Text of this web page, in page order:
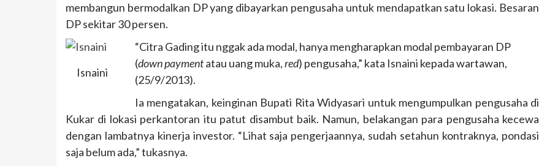
membangun bermodalkan DP yang dibayarkan pengusaha untuk mendapatkan satu lokasi. Besaran
DP sekitar 30 persen.
Isnaini
“Citra Gading itu nggak ada modal, hanya mengharapkan modal pembayaran DP
(down paymentatau uang muka,red) pengusaha,” kata Isnaini kepada wartawan,
(25/9/2013).
Ia mengatakan, keinginan Bupati Rita Widyasari untuk mengumpulkan pengusaha di
Kukar di lokasi perkantoran itu patut disambut baik. Namun, belakangan para pengusaha kecewa
dengan lambatnya kinerja investor. “Lihat saja pengerjaannya, sudah setahun kontraknya, pondasi
saja belum ada,” tukasnya.